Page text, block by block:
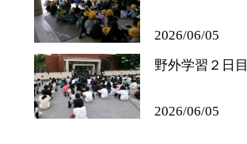
2026/06/05
野外学習２日目
2026/06/05